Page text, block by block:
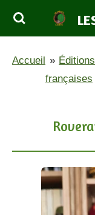
Passer
principal
Accueil » Éditions
françaises